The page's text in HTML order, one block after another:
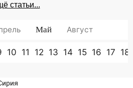
статьи...
Май Август
10 11 12 13 14 15 16 17 18